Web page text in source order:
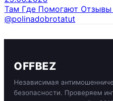
Там Где Помогают Отзывы
@polinadobrotatut
OFFBEZ
Независимая
безопасности. Проверяем